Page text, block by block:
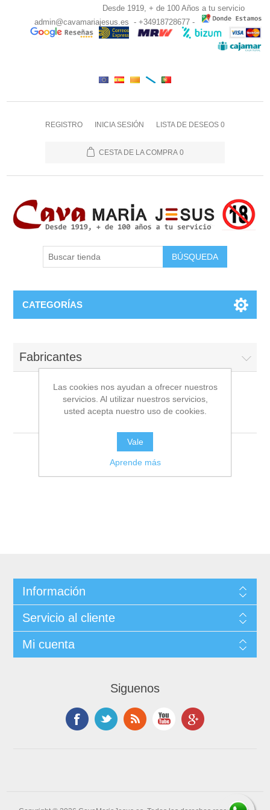
Desde 1919, + de 100 Años a tu servicio
admin@cavamariajesus.es
- +34918728677 -
REGISTRO INICIA SESIÓN LISTA DE DESEOS 0
CESTA DE LA COMPRA 0
CATEGORÍAS
Fabricantes
ZUBIA
Información
Servicio al cliente
Mi cuenta
Siguenos
Las cookies nos ayudan a ofrecer nuestros
servicios. Al utilizar nuestros servicios,
usted acepta nuestro uso de cookies.
Vale
Aprende más